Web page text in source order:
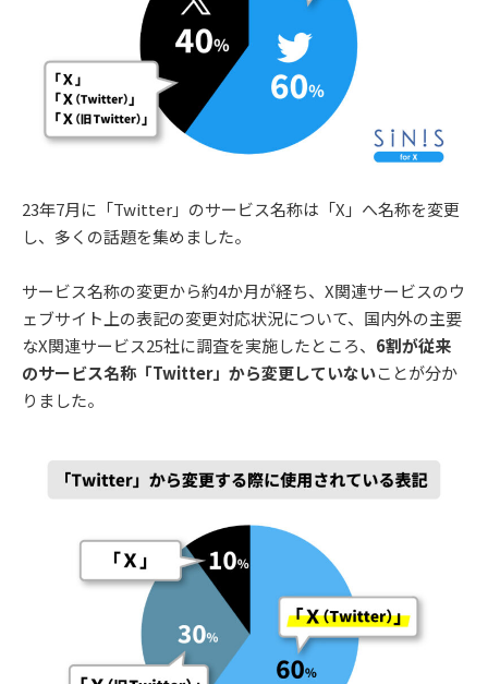
23年7月に「Twitter」のサービス名称は「X」へ名称を変更
し、多くの話題を集めました。
サービス名称の変更から約4か月が経ち、X関連サービスのウ
ェブサイト上の表記の変更対応状況について、国内外の主要
なX関連サービス25社に調査を実施したところ、 6割が従来
のサービス名称「Twitter」から変更していないことが分か
りました。